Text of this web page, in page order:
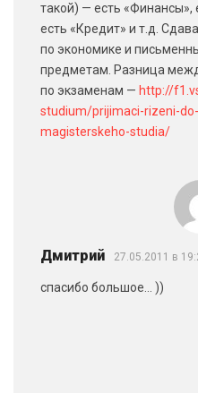
такой) — есть «Финансы»,
есть «Кредит» и т.д.
по экономике и
предметам. Разница
по экзаменам — http://
studium/prijimaci-rizeni-
magisterskeho-studia/
Дмитрий 27.05.2011 в
спасибо большое… ))